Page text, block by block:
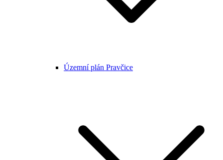
Územní plán Pravčice